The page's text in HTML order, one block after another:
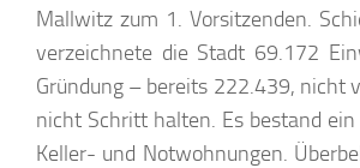
Mallwitz zum 1. Vorsitzenden.
verzeichnete die Stadt 69.172
Gründung – bereits 222.439, nicht
nicht Schritt halten. Es bestand
Keller- und Notwohnungen.